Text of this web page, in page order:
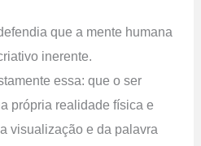
que a mente humana
inerente.
essa: que o ser
própria realidade física e
visualização e da palavra